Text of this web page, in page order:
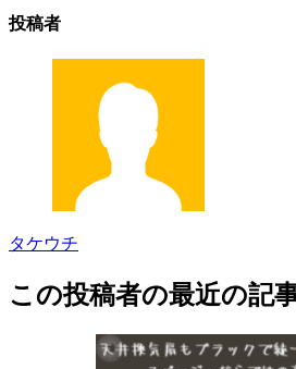
投稿者
タケウチ
この投稿者の最近の記